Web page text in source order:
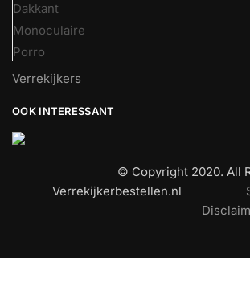
Dakkant
Monoculaire
Porro
Verrekijkers
OOK INTERESSANT
© Copyright 2020. All
Verrekijkerbestellen.nl